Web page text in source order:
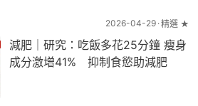
2026-04-29 精選 ★
減肥｜研究：吃飯多花25分鐘 瘦身
成分激增41% 抑制食慾助減肥